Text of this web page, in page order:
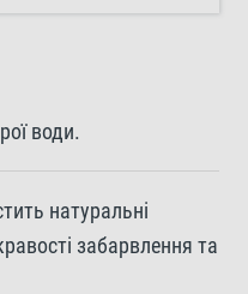
води.
натуральні
забарвлення та